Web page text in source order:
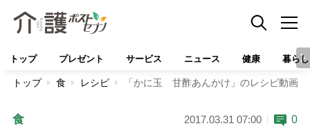
トップ プレゼント サービス ニュース 健康 暮らし
トップ 食 レシピ 「かに玉 甘酢あんかけ」のレシピ動画
食 2017.03.31 07:00 0